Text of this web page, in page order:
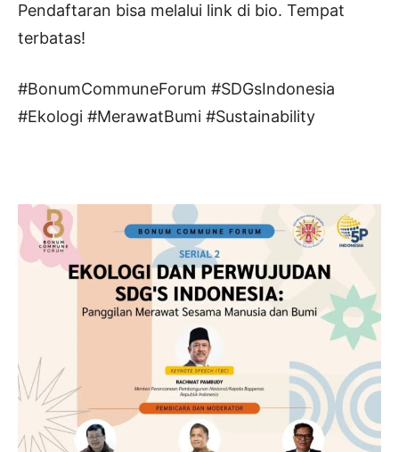
Pendaftaran bisa melalui link di bio. Tempat
terbatas!
#BonumCommuneForum #SDGsIndonesia
#Ekologi #MerawatBumi #Sustainability